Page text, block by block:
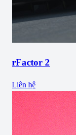
rFactor 2
Liên hệ